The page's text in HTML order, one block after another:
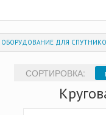
ОБОРУДОВАНИЕ ДЛЯ
СОРТИРОВКА: